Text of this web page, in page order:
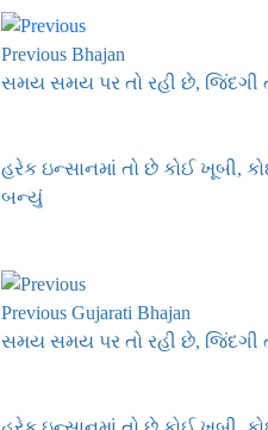
Previous Bhajan
સમય સમય પર તો રહી છે, જિંદગી
હરેક ઇન્સાનમાં તો છે કોઈ ખૂબી,
બન્યું
Previous Gujarati Bhajan
સમય સમય પર તો રહી છે, જિંદગી